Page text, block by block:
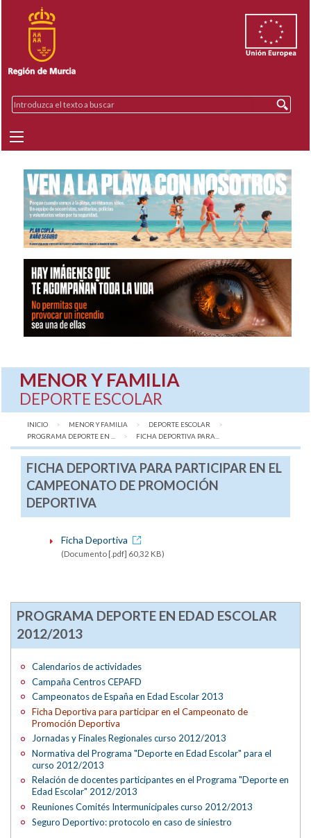
MENOR Y FAMILIA
DEPORTE ESCOLAR
INICIO MENOR Y FAMILIA
DEPORTE ESCOLAR
PROGRAMA DEPORTE EN ...
AQUÍ:
FICHA DEPORTIVA PARA...
FICHA DEPORTIVA PARA PARTICIPAR EN EL
CAMPEONATO DE PROMOCIÓN
DEPORTIVA
Ficha Deportiva
(Documento [.pdf] 60,32 KB)
PROGRAMA DEPORTE EN EDAD ESCOLAR
2012/2013
Calendarios de actividades
Campaña Centros CEPAFD
Campeonatos de España en Edad Escolar 2013
Ficha Deportiva para participar en el Campeonato de
Promoción Deportiva
Jornadas y Finales Regionales curso 2012/2013
Normativa del Programa "Deporte en Edad Escolar" para el
curso 2012/2013
Relación de docentes participantes en el Programa "Deporte en
Edad Escolar" 2012/2013
Reuniones Comités Intermunicipales curso 2012/2013
Seguro Deportivo: protocolo en caso de siniestro